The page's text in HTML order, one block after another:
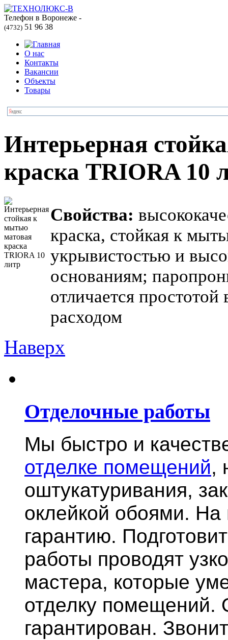
Телефон в Воронеже -
(4732) 51 96 38
О нас
Контакты
Вакансии
Объекты
Товары
Интерьерная
краска TRIORA 10
Свойства:
краска, стойкая к
укрывистостью и
основаниям;
отличается
расходом
Наверх
Отделочные работы
Мы быстро и
отделке помещений,
оштукатуривания,
оклейкой обоями.
гарантию.
работы проводят
мастера, которые
отделку помещений.
гарантирован.